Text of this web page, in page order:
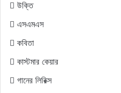
উক্তি
এসএমএস
কবিতা
কাস্টমার কেয়ার
গানের লিরিক্স